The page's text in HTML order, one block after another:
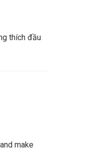
thích đầu
make